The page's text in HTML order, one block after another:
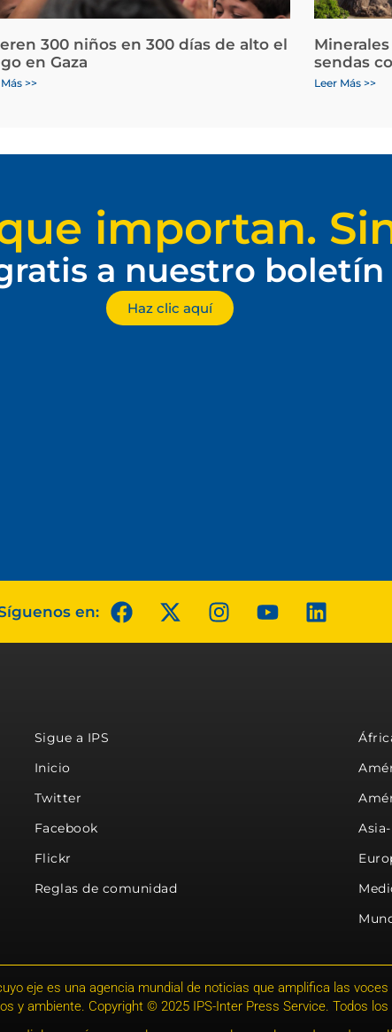
300 niños en 300 días de alto el
en Gaza
>>
sendas
Leer Más >>
importan.
a nuestro boletín
Haz clic aquí
en:
Sigue a IPS
Inicio
Twitter
Facebook
Flickr
Reglas de comunidad
eje es una agencia mundial de noticias que amplifica las
y ambiente. Copyright © 2025 IPS-Inter Press Service. Todos